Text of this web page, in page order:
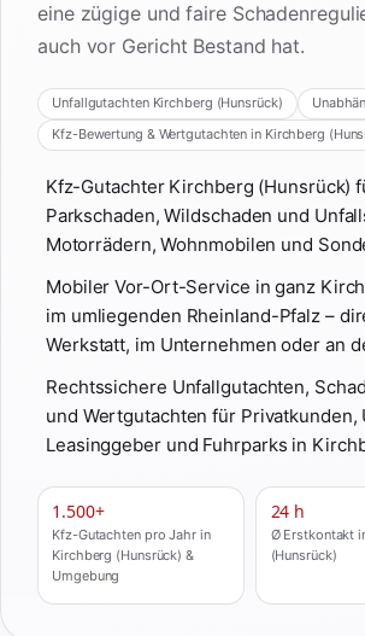
eine zügige und faire
auch vor Gericht Bestand hat.
Unfallgutachten Kirchberg (Hunsrück)
Kfz-Bewertung & Wertgutachten in Kirchberg
Kfz-Gutachter Kirchberg (Hunsrück)
Parkschaden, Wildschaden und
Motorrädern, Wohnmobilen und
Mobiler Vor-Ort-Service in ganz
im umliegenden Rheinland-Pfalz –
Werkstatt, im Unternehmen oder an
Rechtssichere Unfallgutachten,
und Wertgutachten für Privatkunden,
Leasinggeber und Fuhrparks in
1.500+
Kfz-Gutachten pro Jahr in
Kirchberg (Hunsrück) &
Umgebung
24 h
Ø Erstkontakt
(Hunsrück)